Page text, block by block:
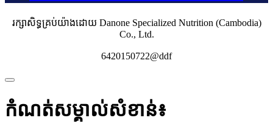
រក្សាសិទ្ធគ្រប់យ៉ាងដោយ Danone Specialized Nutrition (Cambodia)
Co., Ltd.
6420150722@ddf
កំណត់សម្គាល់សំខាន់៖